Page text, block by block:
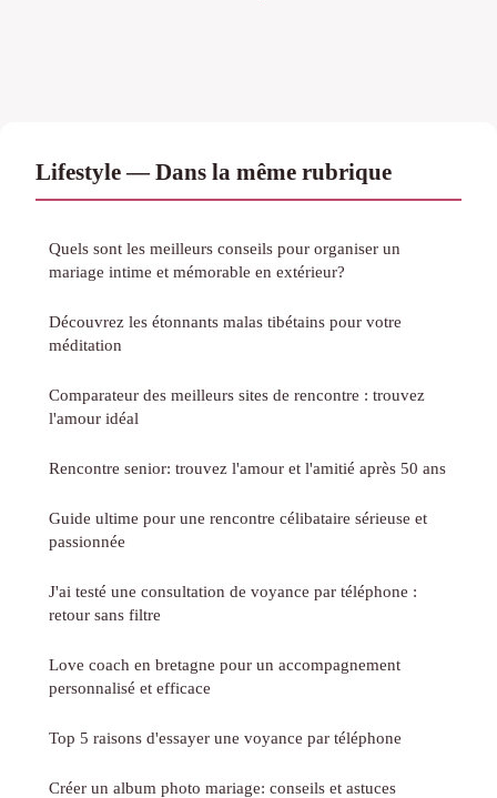
Lifestyle — Dans la même rubrique
Quels sont les meilleurs conseils pour organiser un
mariage intime et mémorable en extérieur?
Découvrez les étonnants malas tibétains pour votre
méditation
Comparateur des meilleurs sites de rencontre : trouvez
l'amour idéal
Rencontre senior: trouvez l'amour et l'amitié après 50 ans
Guide ultime pour une rencontre célibataire sérieuse et
passionnée
J'ai testé une consultation de voyance par téléphone :
retour sans filtre
Love coach en bretagne pour un accompagnement
personnalisé et efficace
Top 5 raisons d'essayer une voyance par téléphone
Créer un album photo mariage: conseils et astuces